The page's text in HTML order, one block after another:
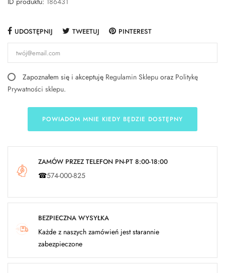
UDOSTĘPNIJ TWEETUJ PINTEREST
Zapoznałem się i akceptuję Regulamin Sklepu oraz Politykę
Prywatności sklepu.
POWIADOM MNIE KIEDY BĘDZIE DOSTĘPNY
ZAMÓW PRZEZ TELEFON PN-PT 8:00-18:00
☎574-000-825
BEZPIECZNA WYSYŁKA
Każde z naszych zamówień jest starannie
zabezpieczone